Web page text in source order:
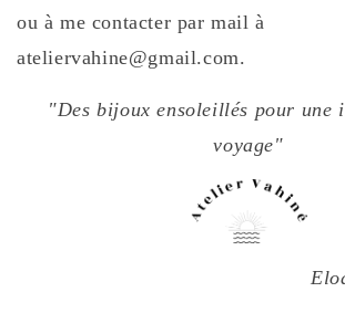
ou à me contacter par mail à
ateliervahine@gmail.com.
"Des bijoux ensoleillés pour une
voyage"